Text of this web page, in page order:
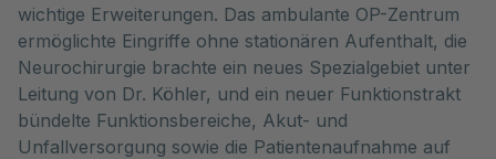
wichtige Erweiterungen. Das ambulante OP-Zentrum
ermöglichte Eingriffe ohne stationären Aufenthalt, die
Neurochirurgie brachte ein neues Spezialgebiet unter
Leitung von Dr. Köhler, und ein neuer Funktionstrakt
bündelte Funktionsbereiche, Akut- und
Unfallversorgung sowie die Patientenaufnahme auf